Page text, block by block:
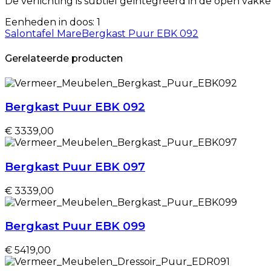
Eenheden in doos: 1
Salontafel Mare Bergkast Puur EBK 092
Gerelateerde producten
Bergkast Puur EBK 092
€ 3339,00
Bergkast Puur EBK 097
€ 3339,00
Bergkast Puur EBK 099
€ 5419,00